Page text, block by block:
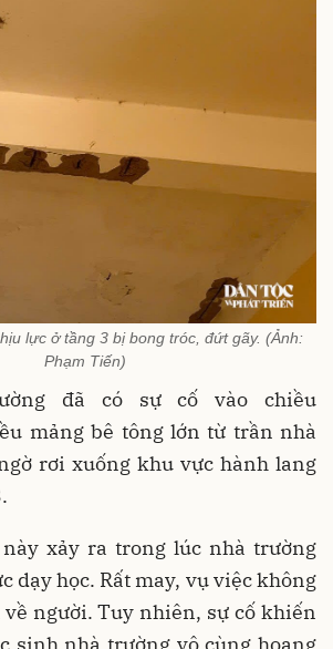
lực ở tầng 3 bị bong tróc, đứt gãy. (Ảnh:
Phạm Tiến)
đã có sự cố vào chiều
mảng bê tông lớn từ trần nhà
rơi xuống khu vực hành lang
xảy ra trong lúc nhà trường
dạy học. Rất may, vụ việc không
người. Tuy nhiên, sự cố khiến